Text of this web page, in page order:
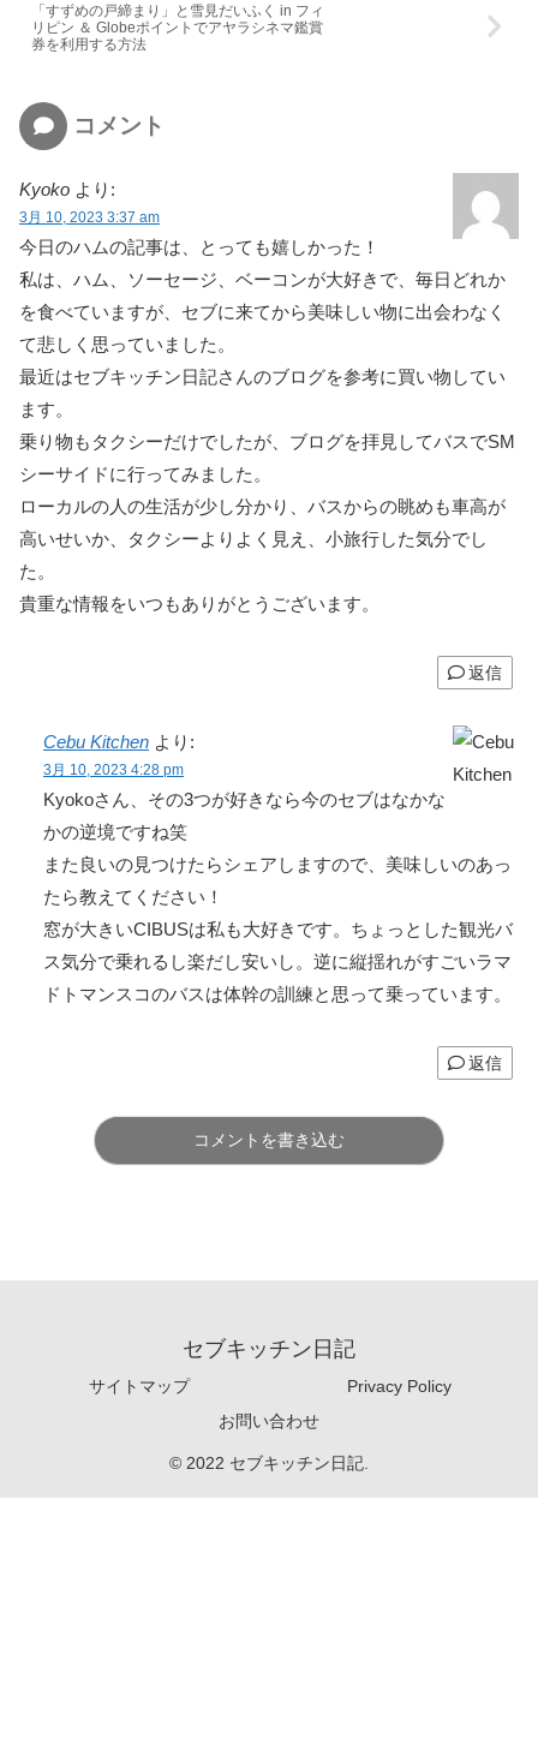
「すずめの戸締まり」と雪見だいふく in フィ
リピン ＆ Globeポイントでアヤラシネマ鑑賞
券を利用する方法
コメント
Kyoko より:
3月 10, 2023 3:37 am
今日のハムの記事は、とっても嬉しかった！
私は、ハム、ソーセージ、ベーコンが大好きで、毎日どれか
を食べていますが、セブに来てから美味しい物に出会わなく
て悲しく思っていました。
最近はセブキッチン日記さんのブログを参考に買い物してい
ます。
乗り物もタクシーだけでしたが、ブログを拝見してバスでSM
シーサイドに行ってみました。
ローカルの人の生活が少し分かり、バスからの眺めも車高が
高いせいか、タクシーよりよく見え、小旅行した気分でし
た。
貴重な情報をいつもありがとうございます。
返信
Cebu Kitchen より:
3月 10, 2023 4:28 pm
Kyokoさん、その3つが好きなら今のセブはなかな
かの逆境ですね笑
また良いの見つけたらシェアしますので、美味しいのあっ
たら教えてください！
窓が大きいCIBUSは私も大好きです。ちょっとした観光バ
ス気分で乗れるし楽だし安いし。逆に縦揺れがすごいラマ
ドトマンスコのバスは体幹の訓練と思って乗っています。
返信
コメントを書き込む
セブキッチン日記
サイトマップ
Privacy Policy
お問い合わせ
© 2022 セブキッチン日記.